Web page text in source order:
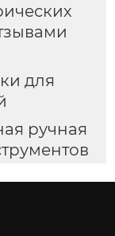
для
ручная